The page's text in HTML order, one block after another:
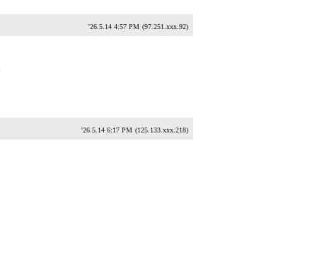
'26.5.14 4:57 PM (97.251.xxx.92)
'26.5.14 6:17 PM (125.133.xxx.218)